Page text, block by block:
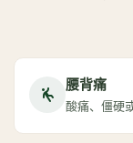
腰背痛
酸痛、僵硬